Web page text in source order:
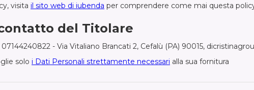
visita il sito web di iubenda per comprendere come mai questa
del Titolare
07144240822 - Via Vitaliano Brancati 2, Cefalù (PA) 90015,
solo i Dati Personali strettamente necessari alla sua fornitura